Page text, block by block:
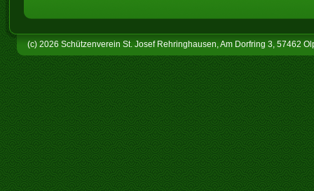
(c) 2026 Schützenverein St. Josef Rehringhausen, Am Dorfring 3, 57462